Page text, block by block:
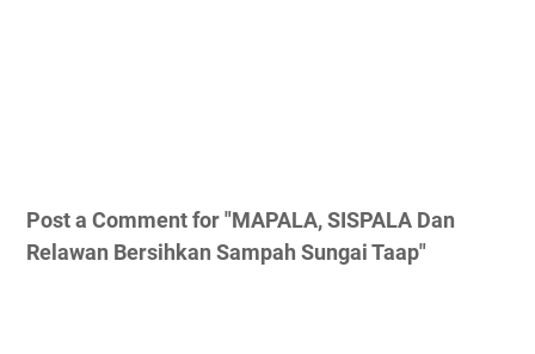
Post a Comment for "MAPALA, SISPALA Dan
Relawan Bersihkan Sampah Sungai Taap"